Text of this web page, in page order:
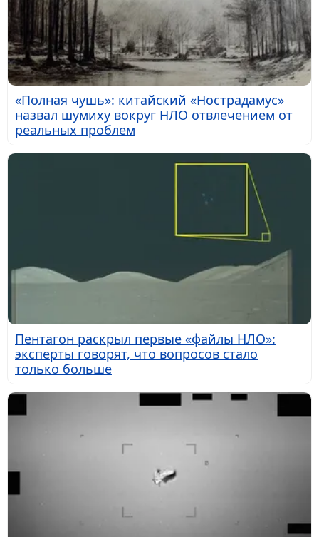
«Полная чушь»: китайский «Нострадамус»
назвал шумиху вокруг НЛО отвлечением от
реальных проблем
Пентагон раскрыл первые «файлы НЛО»:
эксперты говорят, что вопросов стало
только больше